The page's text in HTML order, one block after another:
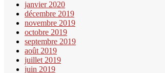
janvier 2020
décembre 2019
novembre 2019
octobre 2019
septembre 2019
août 2019
juillet 2019
juin 2019